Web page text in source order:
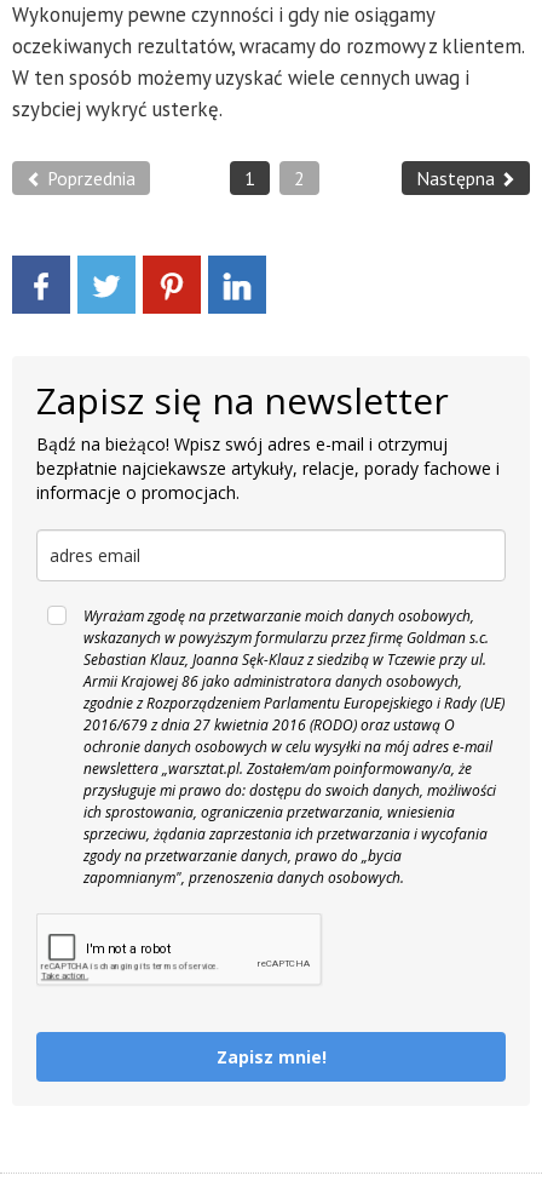
Wykonujemy pewne czynności i gdy nie osiągamy
oczekiwanych rezultatów, wracamy do rozmowy z klientem.
W ten sposób możemy uzyskać wiele cennych uwag i
szybciej wykryć usterkę.
Poprzednia 1 2 Następna
Zapisz się na newsletter
Bądź na bieżąco! Wpisz swój adres e-mail i otrzymuj
bezpłatnie najciekawsze artykuły, relacje, porady fachowe i
informacje o promocjach.
Wyrażam zgodę na przetwarzanie moich danych osobowych,
wskazanych w powyższym formularzu przez firmę Goldman s.c.
Sebastian Klauz, Joanna Sęk-Klauz z siedzibą w Tczewie przy ul.
Armii Krajowej 86 jako administratora danych osobowych,
zgodnie z Rozporządzeniem Parlamentu Europejskiego i Rady (UE)
2016/679 z dnia 27 kwietnia 2016 (RODO) oraz ustawą O
ochronie danych osobowych w celu wysyłki na mój adres e-mail
newslettera „warsztat.pl. Zostałem/am poinformowany/a, że
przysługuje mi prawo do: dostępu do swoich danych, możliwości
ich sprostowania, ograniczenia przetwarzania, wniesienia
sprzeciwu, żądania zaprzestania ich przetwarzania i wycofania
zgody na przetwarzanie danych, prawo do „bycia
zapomnianym", przenoszenia danych osobowych.
Zapisz mnie!